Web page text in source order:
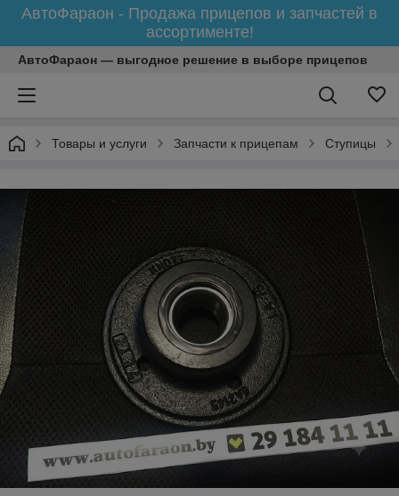
АвтоФараон - Продажа прицепов и запчастей в
ассортименте!
АвтоФараон — выгодное решение в выборе прицепов
Товары и услуги Запчасти к прицепам Ступицы